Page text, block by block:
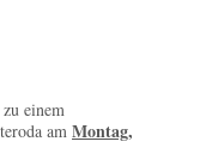
einem
am Montag,